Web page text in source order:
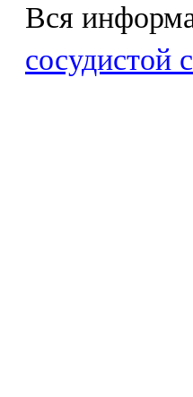
Вся
сосудистой